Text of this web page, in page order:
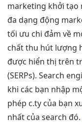
marketing khởi tạo
đa dạng động
tối ưu chi đảm về
chấtthu hút lượng
được hiển thị trên
(SERPs). Search
khi các bạn nhập
phép c.ty của bạn
nhất của search đó.